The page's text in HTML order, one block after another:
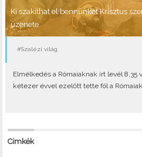
Ki szakíthat el bennünket Krisztus
üzenete
#Szalézi világ
Elmélkedés a Rómaiaknak írt levél 8,35
kétezer évvel ezelőtt tette föl a
Címkék